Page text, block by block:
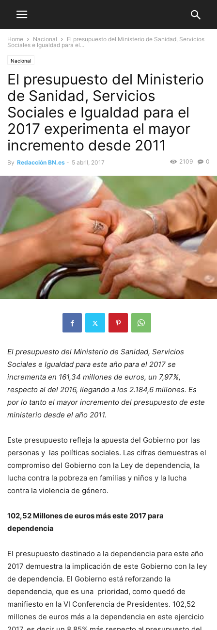
Home Nacional
El presupuesto del Ministerio de Sanidad, Servicios
Sociales e Igualdad para el...
Nacional
El presupuesto del Ministerio
de Sanidad, Servicios
Sociales e Igualdad para el
2017 experimenta el mayor
incremento desde 2011
By Redacción BN.es - 5 abril, 2017 0
2109
El presupuesto del Ministerio de Sanidad, Servicios
Sociales e Igualdad para este año para el 2017 se
incrementa en 161,34 millones de euros, un 7,97%,
respecto al del 2016, llegando a los 2.184,6 millones. Es
por lo tanto el mayor incremento del presupuesto de este
ministerio desde el año 2011.
Este presupuesto refleja la apuesta del Gobierno por las
personas y las políticas sociales. Las cifras demuestras el
compromiso del Gobierno con la Ley de dependencia, la
lucha contra la pobreza en familias y niños y la lucha
contra la violencia de género.
102,52 Millones de euros más este 2017 para
dependencia
El presupuesto destinado a la dependencia para este año
2017 demuestra la implicación de este Gobierno con la ley
de dependencia. El Gobierno está reforzando la
dependencia, que es una prioridad, como quedó de
manifiesto en la VI Conferencia de Presidentes. 102,52
millones de euros más a la dependencia en este ejercicio